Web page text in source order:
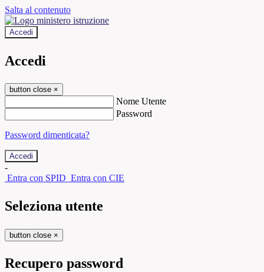
Salta al contenuto
Accedi
Accedi
button close ×
Nome Utente
Password
Password dimenticata?
-
Entra con SPID Entra con CIE
Seleziona utente
button close ×
Recupero password